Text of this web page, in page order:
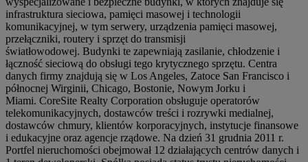
infrastruktura sieciowa, pamięci masowej i technologii
komunikacyjnej, w tym serwery, urządzenia pamięci masowej,
przełączniki, routery i sprzęt do transmisji
światłowodowej. Budynki te zapewniają zasilanie, chłodzenie i
łączność sieciową do obsługi tego krytycznego sprzętu. Centra
danych firmy znajdują się w Los Angeles, Zatoce San Francisco i
północnej Wirginii, Chicago, Bostonie, Nowym Jorku i
Miami. CoreSite Realty Corporation obsługuje operatorów
telekomunikacyjnych, dostawców treści i rozrywki medialnej,
dostawców chmury, klientów korporacyjnych, instytucje finansowe
i edukacyjne oraz agencje rządowe. Na dzień 31 grudnia 2011 r.
Portfel nieruchomości obejmował 12 działających centrów danych i